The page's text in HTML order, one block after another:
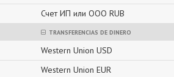
Счет ИП или ООО RUB
TRANSFERENCIAS DE DINERO
Western Union USD
Western Union EUR